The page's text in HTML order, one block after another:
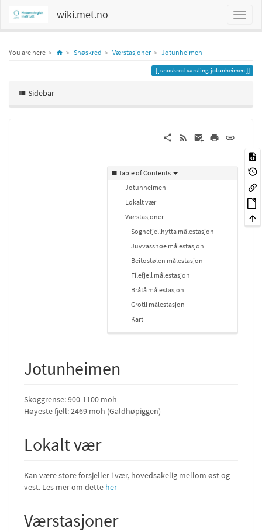
wiki.met.no
You are here HomeSnøskred Værstasjoner Jotunheimen
snoskred:varsling:jotunheimen
Sidebar
Table of Contents
Jotunheimen
Lokalt vær
Værstasjoner
Sognefjellhytta målestasjon
Juvvasshøe målestasjon
Beitostølen målestasjon
Filefjell målestasjon
Bråtå målestasjon
Grotli målestasjon
Kart
Jotunheimen
Skoggrense: 900-1100 moh
Høyeste fjell: 2469 moh (Galdhøpiggen)
Lokalt vær
Kan være store forsjeller i vær, hovedsakelig mellom øst og
vest. Les mer om dette her
Værstasjoner